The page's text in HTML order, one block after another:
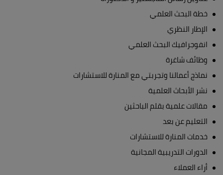
خطة البحث العلمي
الإطار النظري
انفوجرافيك البحث العلمي
وظائف شاغرة
نماذج أعمالنا وتجربتي مع المنارة للاستشارات
نشر الأبحاث العلمية
مقالات علمية بقلم الباحثين
التعليم عن بعد
خدمات المنارة للاستشارات
الدورات التدريبية المجانية
أراء العملاء